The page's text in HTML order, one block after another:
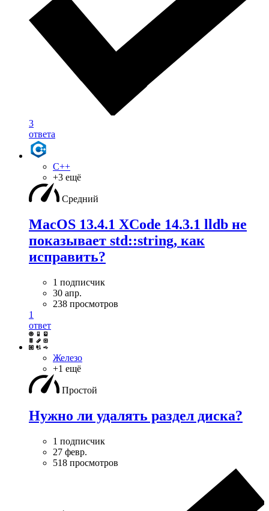
3
ответа
C++
+3 ещё
Средний
MacOS 13.4.1 XCode 14.3.1 lldb не
показывает std::string, как
исправить?
1 подписчик
30 апр.
238 просмотров
1
ответ
Железо
+1 ещё
Простой
Нужно ли удалять раздел диска?
1 подписчик
27 февр.
518 просмотров